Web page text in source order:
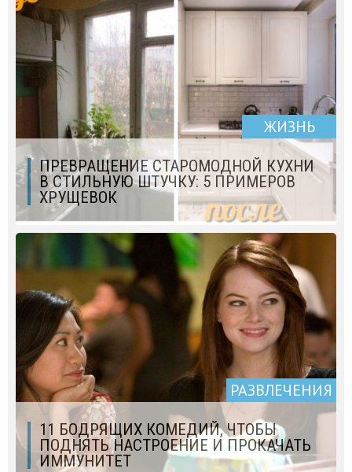
ЖИЗНЬ
ПРЕВРАЩЕНИЕ СТАРОМОДНОЙ КУХНИ
В СТИЛЬНУЮ ШТУЧКУ: 5 ПРИМЕРОВ
ХРУЩЕВОК
РАЗВЛЕЧЕНИЯ
11 БОДРЯЩИХ КОМЕДИЙ, ЧТОБЫ
ПОДНЯТЬ НАСТРОЕНИЕ И ПРОКАЧАТЬ
ИММУНИТЕТ